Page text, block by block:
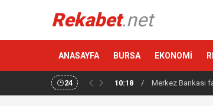
Rekabet.net
ANASAYFA BURSA EKONOMİ
24 10:18 / Merkez Bankası